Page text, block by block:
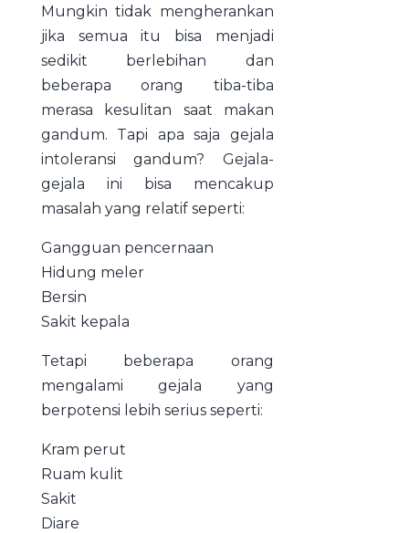
Mungkin tidak mengherankan
jika semua itu bisa menjadi
sedikit berlebihan dan
beberapa orang tiba-tiba
merasa kesulitan saat makan
gandum. Tapi apa saja gejala
intoleransi gandum? Gejala-
gejala ini bisa mencakup
masalah yang relatif seperti:
Gangguan pencernaan
Hidung meler
Bersin
Sakit kepala
Tetapi beberapa orang
mengalami gejala yang
berpotensi lebih serius seperti:
Kram perut
Ruam kulit
Sakit
Diare